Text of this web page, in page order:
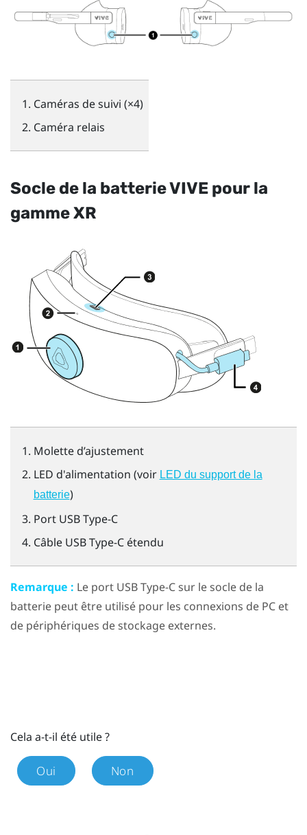
Caméras de suivi (×4)
Caméra relais
Socle de la batterie VIVE pour la
gamme XR
Molette d’ajustement
LED d'alimentation (voir LED du support de la
batterie)
Port USB Type-C
Câble USB Type-Cétendu
Remarque : Le port USB Type-Csur le socle de la
batterie peut être utilisé pour les connexions de PC et
de périphériques de stockage externes.
Cela a-t-il été utile ?
Oui Non